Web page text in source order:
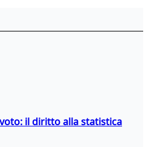
il diritto alla statistica